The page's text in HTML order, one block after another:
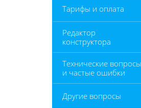
Тарифы и оплата
Редактор
конструктора
Технические вопросы
и частые ошибки
Другие вопросы